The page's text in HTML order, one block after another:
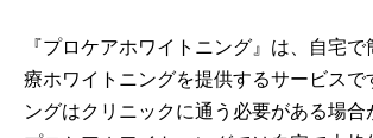
『プロケアホワイトニング』は、自宅
療ホワイトニングを提供するサービスで
ングはクリニックに通う必要がある場合